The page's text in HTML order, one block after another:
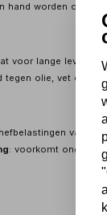
hand worden
voor lange
tegen olie, vet en
van
: voorkomt